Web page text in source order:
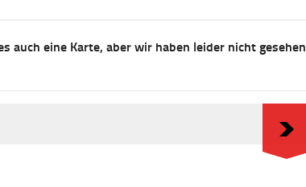
auch eine Karte, aber wir haben leider nicht gesehen